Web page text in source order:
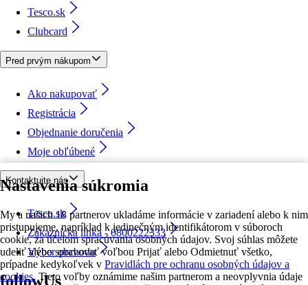
Nastavenia súkromia
My a našich 18 partnerov ukladáme informácie v zariadení alebo k nim
pristupujeme, napríklad k jedinečným identifikátorom v súboroch
cookie, za účelom spracúvania osobných údajov. Svoj súhlas môžete
udeliť alebo spravovať voľbou Prijať alebo Odmietnuť všetko,
prípadne kedykoľvek v Pravidlách pre ochranu osobných údajov a
cookies. Tieto voľby oznámime našim partnerom a neovplyvnia údaje
Tesco.sk
Clubcard
Pred prvým nákupom
Ako nakupovať
Registrácia
Objednanie doručenia
Moje obľúbené
Kontaktujte nás
Tesco.sk
Zákaznícka linka - 0800222333
Výber obchodu
followUs